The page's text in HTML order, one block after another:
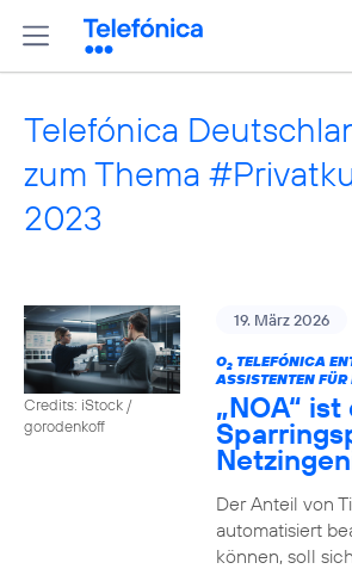
Telefónica
zum Thema
2023
Credits: iStock /
gorodenkoff
19. März 2026
O2TELEFÓNICA
ASSISTENTEN FÜR
„NOA“
Der Anteil von
automatisiert
können, soll